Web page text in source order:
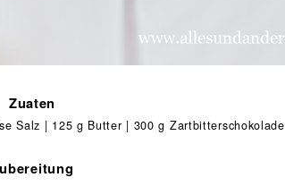
Zuaten
Salz | 125 g Butter | 300 g Zartbitterschokolade